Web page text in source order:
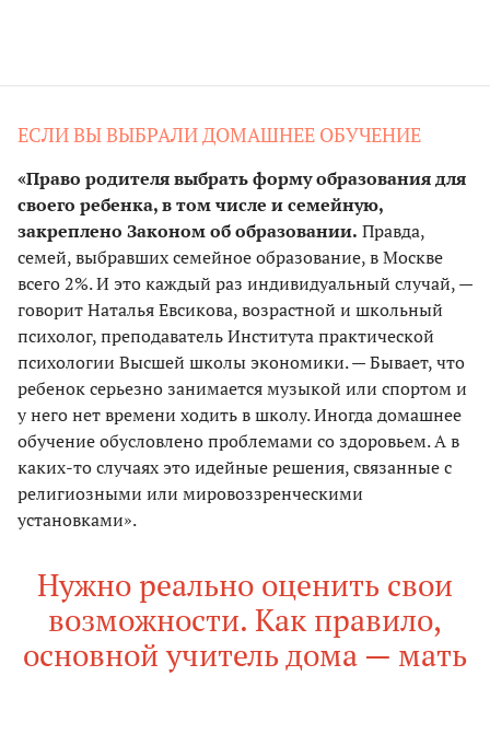
ЕСЛИ ВЫ ВЫБРАЛИ ДОМАШНЕЕ ОБУЧЕНИЕ
«Право родителя выбрать форму образования для
своего ребенка, в том числе и семейную,
закреплено Законом об образовании. Правда,
семей, выбравших семейное образование, в Москве
всего 2%. И это каждый раз индивидуальный случай, —
говорит Наталья Евсикова, возрастной и школьный
психолог, преподаватель Института практической
психологии Высшей школы экономики. — Бывает, что
ребенок серьезно занимается музыкой или спортом и
у него нет времени ходить в школу. Иногда домашнее
обучение обусловлено проблемами со здоровьем. А в
каких-то случаях это идейные решения, связанные с
религиозными или мировоззренческими
установками».
Нужно реально оценить свои
возможности. Как правило,
основной учитель дома — мать